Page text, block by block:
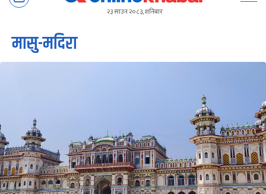
२३ साउन २०८३, शनिबार
मासु-मदिरा